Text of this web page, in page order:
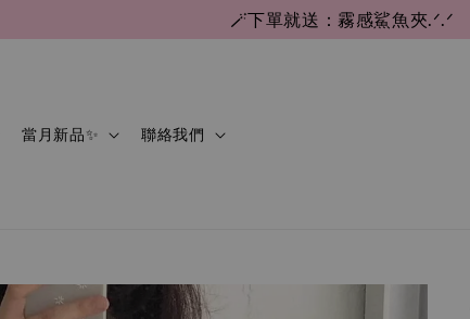
🪄下單就送：霧感鯊魚夾.ᐟ.ᐟ
當月新品✨ 聯絡我們